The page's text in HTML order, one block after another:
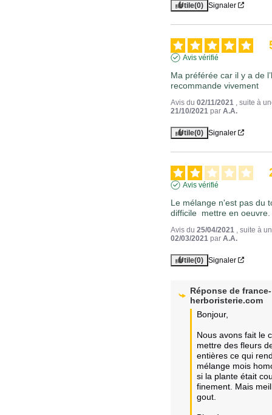
Utile(0) Signaler
Avis vérifié
Ma préférée car il y a de
recommande vivement
Avis du02/11/2021 , suite à
21/10/2021 parA.A.
Utile(0) Signaler
Avis vérifié
Le mélange n'est pas du
difficile  mettre en
Avis du25/04/2021 , suite à
02/03/2021 parA.A.
Utile(0) Signaler
Réponse defrance-
herboristerie.com
Bonjour,
Nous avons fait le
mettre des fleurs
entières ce qui
mélange mois
si la plante était
finement. Mais
gout.